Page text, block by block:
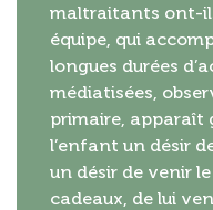
maltraitants ont-
équipe, qui
longues durées
médiatisées,
primaire, apparaît
l’enfant un désir
un désir de venir
cadeaux, de lui